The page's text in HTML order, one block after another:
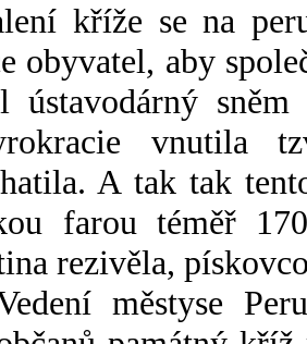
kříže se na
obyvatel, aby
ústavodárný
vnutila
A tak tak
farou téměř
rezivěla,
městyse